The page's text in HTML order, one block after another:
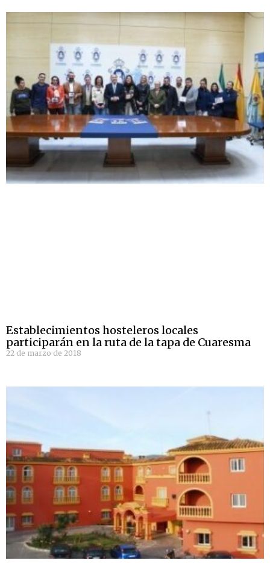
Establecimientos hosteleros locales
participarán en la ruta de la tapa de Cuaresma
22 de marzo de 2018